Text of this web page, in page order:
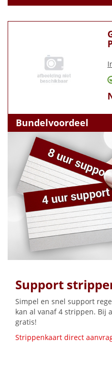
Bundelvoordeel
Support
Simpel en snel support
kan al vanaf 4 strippen. Bij
gratis!
Strippenkaart direct